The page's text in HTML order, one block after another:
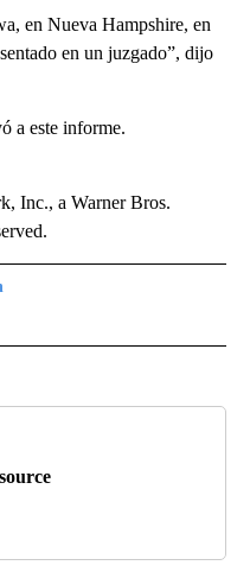
en Nueva Hampshire, en
en un juzgado”, dijo
a este informe.
Inc., a Warner Bros.
RECEIVE NOTIFICATIONS ABOUT